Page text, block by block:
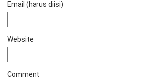
Email (harus diisi)
Website
Comment